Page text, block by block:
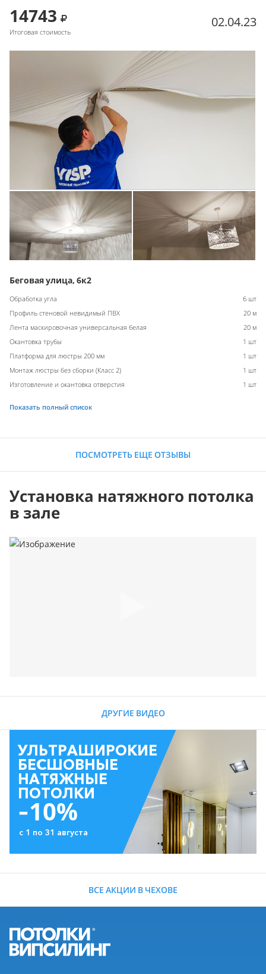
14743
Итоговая стоимость
02.04.23
Беговая улица, 6к2
Обработка угла
6 шт
Профиль стеновой невидимый ПВХ
20 м
Лента маскировочная универсальная белая
20 м
Окантовка трубы
1 шт
Платформа для люстры 200 мм
1 шт
Монтаж люстры без сборки (Класс 2)
1 шт
Изготовление и окантовка отверстия
1 шт
Показать полный список
ПОСМОТРЕТЬ ЕЩЕ ОТЗЫВЫ
Установка натяжного потолка
в зале
ДРУГИЕ ВИДЕО
УЛЬТРАШИРОКИЕ
БЕСШОВНЫЕ
НАТЯЖНЫЕ
ПОТОЛКИ
-10%
с 1 по 31 августа
ВСЕ АКЦИИ В ЧЕХОВЕ